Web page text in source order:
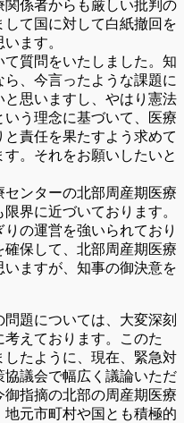
関係者からも厳しい批判の
て国に対して白紙撤回を
ます。
質問をいたしました。知
、今言ったような課題に
思いますし、やはり憲法
う理念に基づいて、医療
責任を果たすよう求めて
。それをお願いしたいと
ンターの北部周産期医療
界に近づいております。
の運営を強いられており
保して、北部周産期医療
ますが、知事の御決意を
題については、大変深刻
えております。このた
たように、現在、緊急対
議会で幅広く議論いただ
指摘の北部の周産期医療
元市町村や国とも積極的